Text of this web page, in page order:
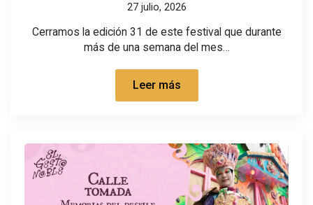
27 julio, 2026
Cerramos la edición 31 de este festival que durante
más de una semana del mes…
Leer más